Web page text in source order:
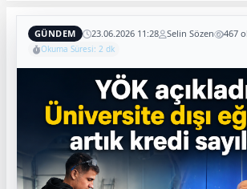
GÜNDEM 23.06.2026 11:28 Selin Sözen 467
Okuma Süresi: 2 dk